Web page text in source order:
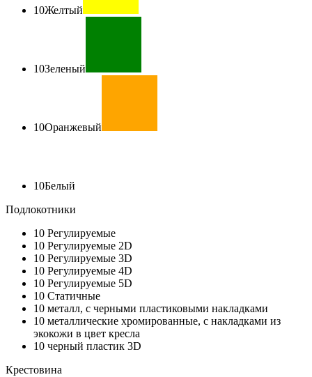
10Желтый
10Зеленый
10Оранжевый
10Белый
Подлокотники
10 Регулируемые
10 Регулируемые 2D
10 Регулируемые 3D
10 Регулируемые 4D
10 Регулируемые 5D
10 Статичные
10 металл, с черными пластиковыми накладками
10 металлические хромированные, с накладками из
экокожи в цвет кресла
10 черный пластик 3D
Крестовина